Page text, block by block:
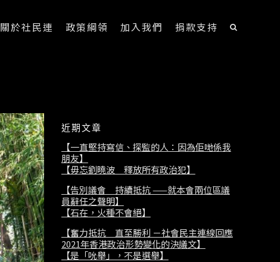
關於社民連 政策綱領 加入我們 捐款支持
近期文章
【一直堅持寫信、探監的人：因為佢哋係我
朋友】
【毋忘劉曉波 釋放所有政治犯】
【告別議會 持續抵抗 ——就本會兩位區議
員辭任之聲明】
【石在，火種不會絕】
【奮力抵抗 直至勝利 －社會民主連線回應
2021年香港政治形勢變化的決議文】
【是「吮舉」，不是選舉】